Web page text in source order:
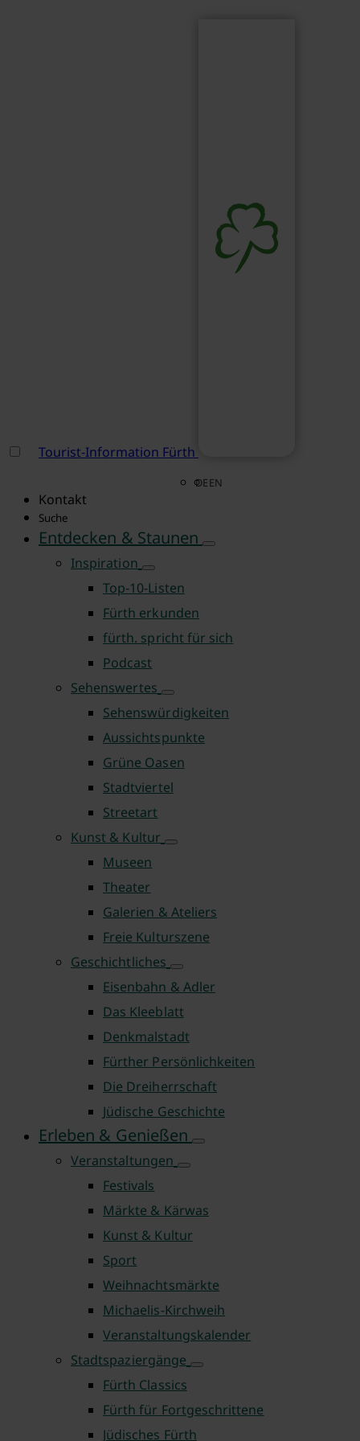
Tourist-Information Fürth
DEEN
Kontakt
Suche
Entdecken & Staunen
Inspiration
Top-10-Listen
Fürth erkunden
fürth. spricht für sich
Podcast
Sehenswertes
Sehenswürdigkeiten
Aussichtspunkte
Grüne Oasen
Stadtviertel
Streetart
Kunst & Kultur
Museen
Theater
Galerien & Ateliers
Freie Kulturszene
Geschichtliches
Eisenbahn & Adler
Das Kleeblatt
Denkmalstadt
Fürther Persönlichkeiten
Die Dreiherrschaft
Jüdische Geschichte
Erleben & Genießen
Veranstaltungen
Festivals
Märkte & Kärwas
Kunst & Kultur
Sport
Weihnachtsmärkte
Michaelis-Kirchweih
Veranstaltungskalender
Stadtspaziergänge
Fürth Classics
Fürth für Fortgeschrittene
Jüdisches Fürth